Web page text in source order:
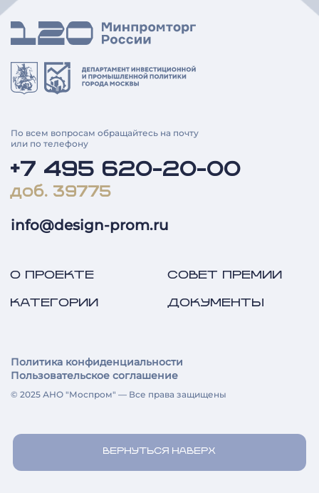
По всем вопросам обращайтесь на почту
или по телефону
+7 495 620-20-00
доб. 39775
info@design-prom.ru
О ПРОЕКТЕ
КАТЕГОРИИ
СОВЕТ ПРЕМИИ
ДОКУМЕНТЫ
Политика конфиденциальности
Пользовательское соглашение
© 2025 АНО "Моспром" — Все права защищены
ВЕРНУТЬСЯ НАВЕРХ